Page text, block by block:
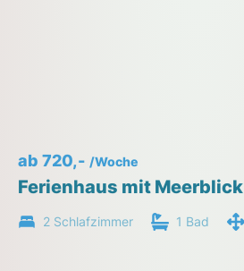
ab 720,- /Woche
Ferienhaus mit Meerblick
2 Schlafzimmer 1 Bad